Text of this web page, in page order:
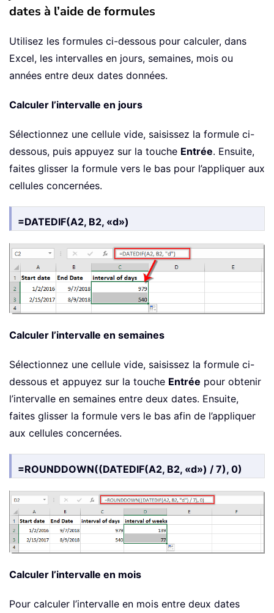
dates à l’aide de formules
Utilisez les formules ci-dessous pour calculer, dans
Excel, les intervalles en jours, semaines, mois ou
années entre deux dates données.
Calculer l’intervalle en jours
Sélectionnez une cellule vide, saisissez la formule ci-
dessous, puis appuyez sur la touche Entrée. Ensuite,
faites glisser la formule vers le bas pour l’appliquer aux
cellules concernées.
=DATEDIF(A2, B2, «d»)
Calculer l’intervalle en semaines
Sélectionnez une cellule vide, saisissez la formule ci-
dessous et appuyez sur la touche Entrée pour obtenir
l’intervalle en semaines entre deux dates. Ensuite,
faites glisser la formule vers le bas afin de l’appliquer
aux cellules concernées.
=ROUNDDOWN((DATEDIF(A2, B2, «d») / 7), 0)
Calculer l’intervalle en mois
Pour calculer l’intervalle en mois entre deux dates